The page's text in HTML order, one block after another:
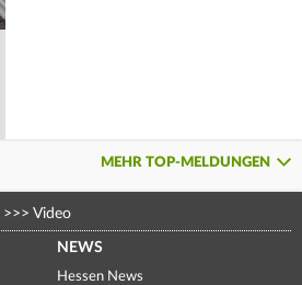
MEHR TOP-MELDUNGEN
>>> Video
NEWS
Hessen News